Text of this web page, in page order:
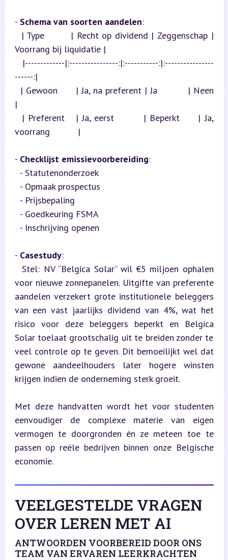
- Schema van soorten aandelen:
Voorrang bij liquidatie |
------:|
|
voorrang           |
- Checklijst emissievoorbereiding:
  - Inschrijving openen
- Casestudy:
  Stel: NV “Belgica Solar” wil €5 miljoen ophalen
voor nieuwe zonnepanelen. Uitgifte van preferente
aandelen verzekert grote institutionele beleggers
van een vast jaarlijks dividend van 4%, wat het
risico voor deze beleggers beperkt en Belgica
Solar toelaat grootschalig uit te breiden zonder te
veel controle op te geven. Dit bemoeilijkt wel dat
gewone aandeelhouders later hogere winsten
krijgen indien de onderneming sterk groeit.
Met deze handvatten wordt het voor studenten
eenvoudiger de complexe materie van eigen
vermogen te doorgronden én ze meteen toe te
passen op reële bedrijven binnen onze Belgische
economie.
VEELGESTELDE VRAGEN
OVER LEREN MET AI
ANTWOORDEN VOORBEREID DOOR ONS
TEAM VAN ERVAREN LEERKRACHTEN